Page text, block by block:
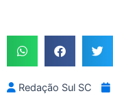
Redação Sul SC